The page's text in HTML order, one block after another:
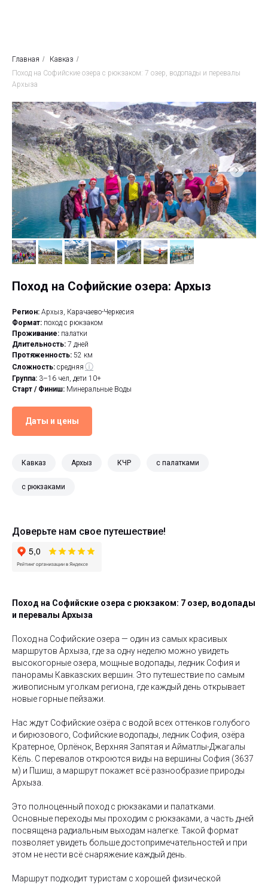
Главная / Кавказ /
Поход на Софийские озера с рюкзаком: 7 озер, водопады и перевалы
Архыза
Поход на Софийские озера: Архыз
Регион: Архыз, Карачаево-Черкесия
Формат: поход с рюкзаком
Проживание: палатки
Длительность: 7 дней
Протяженность: 52 км
Сложность: средняя ⓘ
Группа: 3–16 чел, дети 10+
Старт / Финиш: Минеральные Воды
Даты и цены
Кавказ Архыз КЧР с палатками
с рюкзаками
Доверьте нам свое путешествие!
Поход на Софийские озера с рюкзаком: 7 озер, водопады
и перевалы Архыза
Поход на Софийские озера — один из самых красивых
маршрутов Архыза, где за одну неделю можно увидеть
высокогорные озера, мощные водопады, ледник София и
панорамы Кавказских вершин. Это путешествие по самым
живописным уголкам региона, где каждый день открывает
новые горные пейзажи.
Нас ждут Софийские озёра с водой всех оттенков голубого
и бирюзового, Софийские водопады, ледник София, озёра
Кратерное, Орлёнок, Верхняя Запятая и Айматлы-Джагалы
Кёль. С перевалов откроются виды на вершины София (3637
м) и Пшиш, а маршрут покажет всё разнообразие природы
Архыза.
Это полноценный поход с рюкзаками и палатками.
Основные переходы мы проходим с рюкзаками, а часть дней
посвящена радиальным выходам налегке. Такой формат
позволяет увидеть больше достопримечательностей и при
этом не нести всё снаряжение каждый день.
Маршрут подходит туристам с хорошей физической